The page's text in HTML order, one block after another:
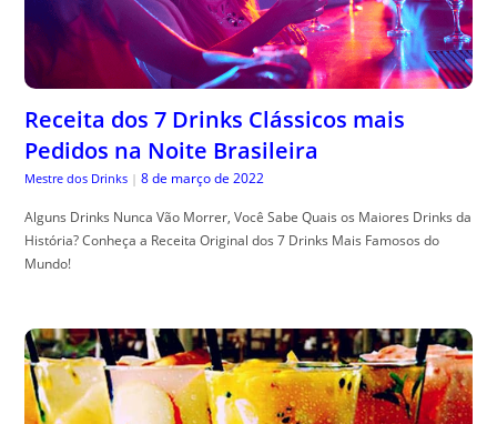
Receita dos 7 Drinks Clássicos mais
Pedidos na Noite Brasileira
Mestre dos Drinks | 8 de março de 2022
Alguns Drinks Nunca Vão Morrer, Você Sabe Quais os Maiores Drinks da
História? Conheça a Receita Original dos 7 Drinks Mais Famosos do
Mundo!